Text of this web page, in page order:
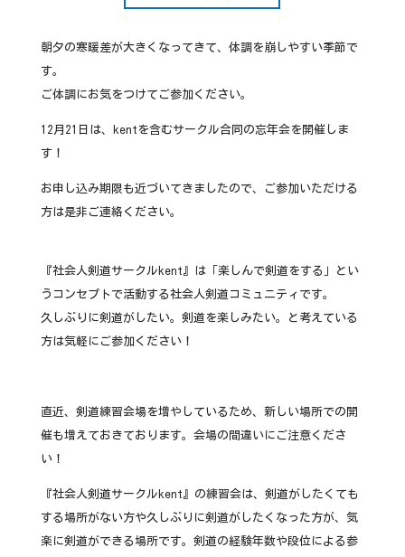
朝夕の寒暖差が大きくなってきて、体調を崩しやすい季節で
す。
ご体調にお気をつけてご参加ください。
12月21日は、kentを含むサークル合同の忘年会を開催しま
す！
お申し込み期限も近づいてきましたので、ご参加いただける
方は是非ご連絡ください。
『社会人剣道サークルkent』は「楽しんで剣道をする」とい
うコンセプトで活動する社会人剣道コミュニティです。
久しぶりに剣道がしたい。剣道を楽しみたい。と考えている
方は気軽にご参加ください！
直近、剣道練習会場を増やしているため、新しい場所での開
催も増えておきております。会場の間違いにご注意くださ
い！
『社会人剣道サークルkent』の練習会は、剣道がしたくても
する場所がない方や久しぶりに剣道がしたくなった方が、気
楽に剣道ができる場所です。剣道の経験年数や段位による参